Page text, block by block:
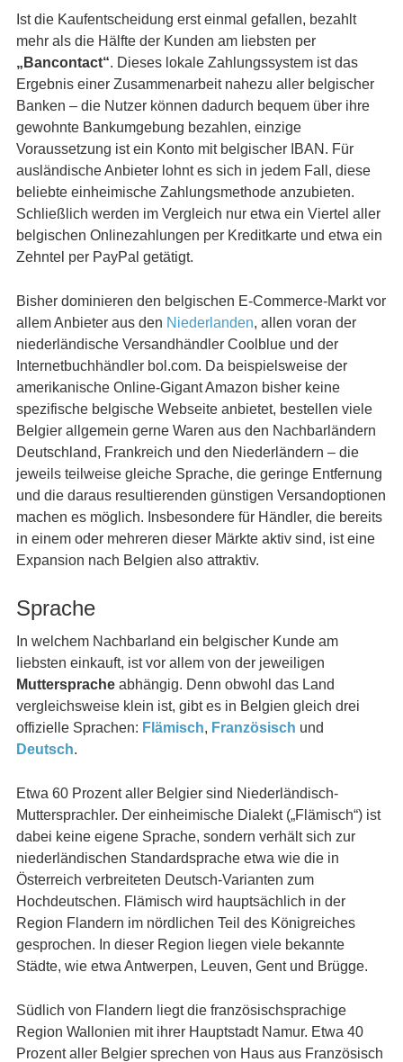
Ist die Kaufentscheidung erst einmal gefallen, bezahlt
mehr als die Hälfte der Kunden am liebsten per
„Bancontact“. Dieses lokale Zahlungssystem ist das
Ergebnis einer Zusammenarbeit nahezu aller belgischer
Banken – die Nutzer können dadurch bequem über ihre
gewohnte Bankumgebung bezahlen, einzige
Voraussetzung ist ein Konto mit belgischer IBAN. Für
ausländische Anbieter lohnt es sich in jedem Fall, diese
beliebte einheimische Zahlungsmethode anzubieten.
Schließlich werden im Vergleich nur etwa ein Viertel aller
belgischen Onlinezahlungen per Kreditkarte und etwa ein
Zehntel per PayPal getätigt.
Bisher dominieren den belgischen E-Commerce-Markt vor
allem Anbieter aus den Niederlanden, allen voran der
niederländische Versandhändler Coolblue und der
Internetbuchhändler bol.com. Da beispielsweise der
amerikanische Online-Gigant Amazon bisher keine
spezifische belgische Webseite anbietet, bestellen viele
Belgier allgemein gerne Waren aus den Nachbarländern
Deutschland, Frankreich und den Niederländern – die
jeweils teilweise gleiche Sprache, die geringe Entfernung
und die daraus resultierenden günstigen Versandoptionen
machen es möglich. Insbesondere für Händler, die bereits
in einem oder mehreren dieser Märkte aktiv sind, ist eine
Expansion nach Belgien also attraktiv.
Sprache
In welchem Nachbarland ein belgischer Kunde am
liebsten einkauft, ist vor allem von der jeweiligen
Mutterspracheabhängig. Denn obwohl das Land
vergleichsweise klein ist, gibt es in Belgien gleich drei
offizielle Sprachen: Flämisch, Französisch und
Deutsch.
Etwa 60 Prozent aller Belgier sind Niederländisch-
Muttersprachler. Der einheimische Dialekt („Flämisch“) ist
dabei keine eigene Sprache, sondern verhält sich zur
niederländischen Standardsprache etwa wie die in
Österreich verbreiteten Deutsch-Varianten zum
Hochdeutschen. Flämisch wird hauptsächlich in der
Region Flandern im nördlichen Teil des Königreiches
gesprochen. In dieser Region liegen viele bekannte
Städte, wie etwa Antwerpen, Leuven, Gent und Brügge.
Südlich von Flandern liegt die französischsprachige
Region Wallonien mit ihrer Hauptstadt Namur. Etwa 40
Prozent aller Belgier sprechen von Haus aus Französisch